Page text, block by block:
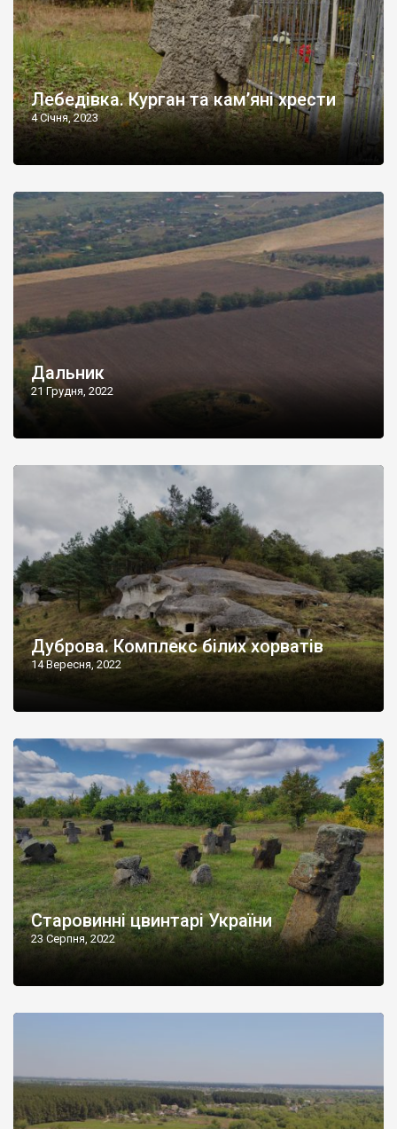
Лебедівка. Курган та кам’яні хрести
4 Січня, 2023
Дальник
21 Грудня, 2022
Дуброва. Комплекс білих хорватів
14 Вересня, 2022
Старовинні цвинтарі України
23 Серпня, 2022